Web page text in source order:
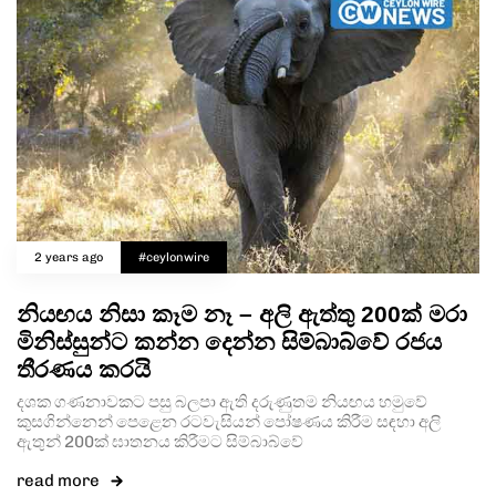
2 years ago #ceylonwire
නියඟය නිසා කෑම නෑ – අලි ඇත්තු 200ක් මරා
මිනිස්සුන්ට කන්න දෙන්න සිම්බාබ්වේ රජය
තීරණය කරයි
දශක ගණනාවකට පසු බලපා ඇති දරුණුතම නියඟය හමුවේ
කුසගින්නෙන් පෙළෙන රටවැසියන් පෝෂණය කිරීම සඳහා අලි
ඇතුන් 200ක් ඝාතනය කිරීමට සිම්බාබ්වේ
read more